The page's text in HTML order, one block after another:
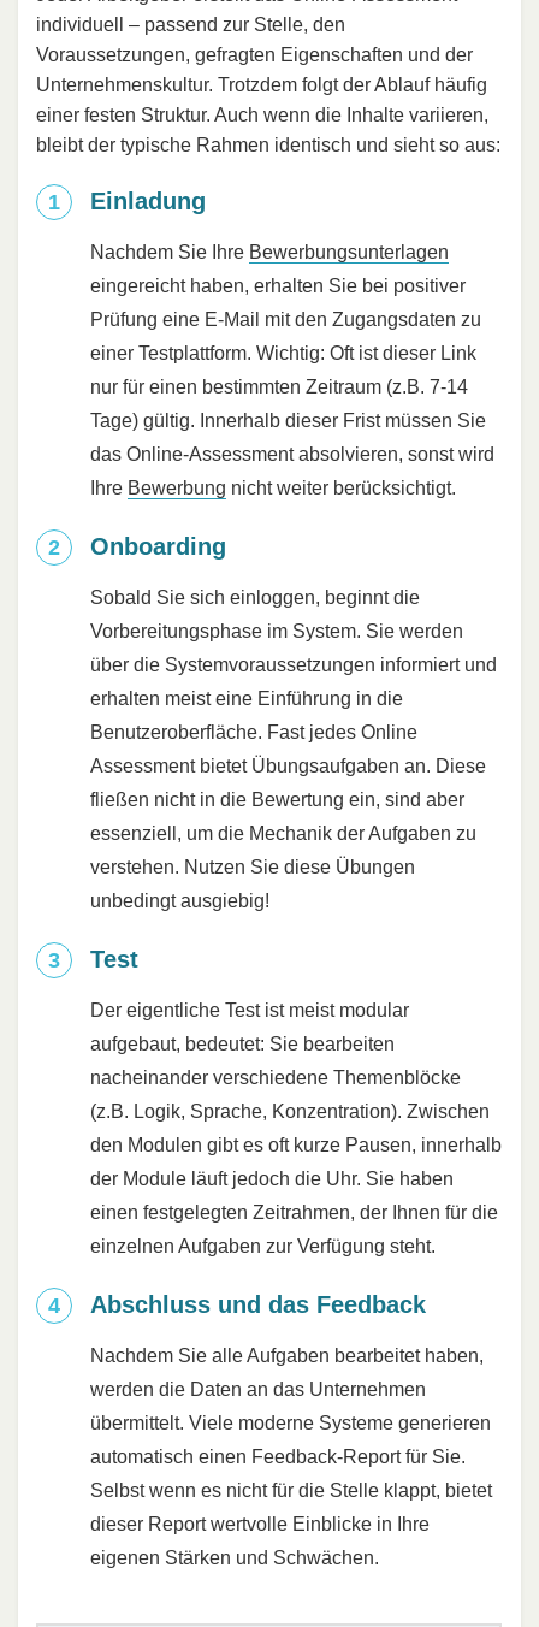
individuell – passend zur Stelle, den
Voraussetzungen, gefragten Eigenschaften und der
Unternehmenskultur. Trotzdem folgt der Ablauf häufig
einer festen Struktur. Auch wenn die Inhalte variieren,
bleibt der typische Rahmen identisch und sieht so aus:
Einladung
Nachdem Sie Ihre Bewerbungsunterlagen
eingereicht haben, erhalten Sie bei positiver
Prüfung eine E-Mail mit den Zugangsdaten zu
einer Testplattform. Wichtig: Oft ist dieser Link
nur für einen bestimmten Zeitraum (z.B. 7-14
Tage) gültig. Innerhalb dieser Frist müssen Sie
das Online-Assessment absolvieren, sonst wird
Ihre Bewerbung nicht weiter berücksichtigt.
Onboarding
Sobald Sie sich einloggen, beginnt die
Vorbereitungsphase im System. Sie werden
über die Systemvoraussetzungen informiert und
erhalten meist eine Einführung in die
Benutzeroberfläche. Fast jedes Online
Assessment bietet Übungsaufgaben an. Diese
fließen nicht in die Bewertung ein, sind aber
essenziell, um die Mechanik der Aufgaben zu
verstehen. Nutzen Sie diese Übungen
unbedingt ausgiebig!
Test
Der eigentliche Test ist meist modular
aufgebaut, bedeutet: Sie bearbeiten
nacheinander verschiedene Themenblöcke
(z.B. Logik, Sprache, Konzentration). Zwischen
den Modulen gibt es oft kurze Pausen, innerhalb
der Module läuft jedoch die Uhr. Sie haben
einen festgelegten Zeitrahmen, der Ihnen für die
einzelnen Aufgaben zur Verfügung steht.
Abschluss und das Feedback
Nachdem Sie alle Aufgaben bearbeitet haben,
werden die Daten an das Unternehmen
übermittelt. Viele moderne Systeme generieren
automatisch einen Feedback-Report für Sie.
Selbst wenn es nicht für die Stelle klappt, bietet
dieser Report wertvolle Einblicke in Ihre
eigenen Stärken und Schwächen.